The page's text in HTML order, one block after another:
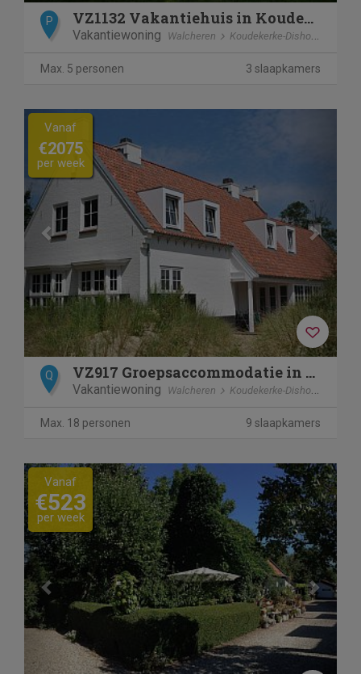
P VZ1132 Vakantiehuis in Koudekerke
Vakantiewoning Walcheren Koudekerke-Dishoek
Max. 5 personen 3 slaapkamers
Previous
Vanaf
€2075
per week
Q VZ917 Groepsaccommodatie in Koudekerke Dishoek
Vakantiewoning Walcheren Koudekerke-Dishoek
Max. 18 personen 9 slaapkamers
Previous Next
Vanaf
€523
per week